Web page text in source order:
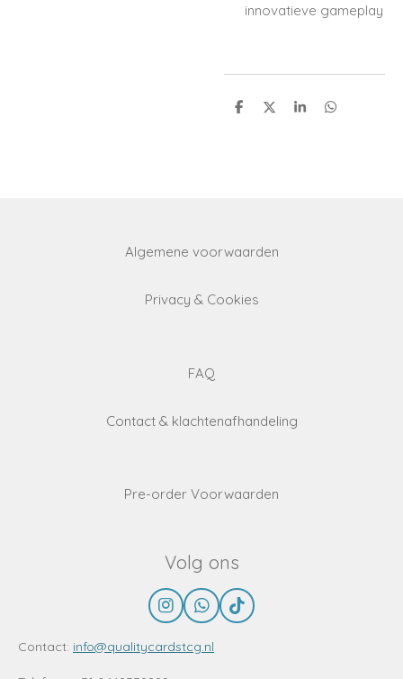
innovatieve gameplay
S
S
S
S
Algemene voorwaarden
Privacy & Cookies
FAQ
Contact & klachtenafhandeling
Pre-order Voorwaarden
Volg ons
I
n
s
W
h
a
T
i
Contact: info@qualitycardstcg.nl